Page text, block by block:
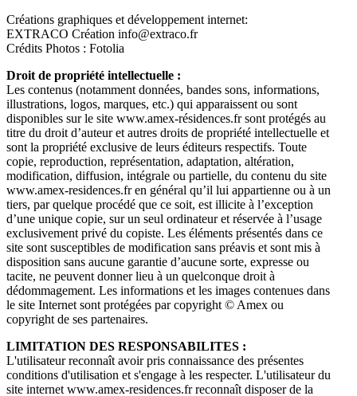
Créations graphiques et développement internet:
EXTRACO Création info@extraco.fr
Crédits Photos : Fotolia
Droit de propriété intellectuelle :
Les contenus (notamment données, bandes sons, informations,
illustrations, logos, marques, etc.) qui apparaissent ou sont
disponibles sur le site www.amex-résidences.fr sont protégés au
titre du droit d’auteur et autres droits de propriété intellectuelle et
sont la propriété exclusive de leurs éditeurs respectifs. Toute
copie, reproduction, représentation, adaptation, altération,
modification, diffusion, intégrale ou partielle, du contenu du site
www.amex-residences.fr en général qu’il lui appartienne ou à un
tiers, par quelque procédé que ce soit, est illicite à l’exception
d’une unique copie, sur un seul ordinateur et réservée à l’usage
exclusivement privé du copiste. Les éléments présentés dans ce
site sont susceptibles de modification sans préavis et sont mis à
disposition sans aucune garantie d’aucune sorte, expresse ou
tacite, ne peuvent donner lieu à un quelconque droit à
dédommagement. Les informations et les images contenues dans
le site Internet sont protégées par copyright © Amex ou
copyright de ses partenaires.
LIMITATION DES RESPONSABILITES :
L'utilisateur reconnaît avoir pris connaissance des présentes
conditions d'utilisation et s'engage à les respecter. L'utilisateur du
site internet www.amex-residences.fr reconnaît disposer de la